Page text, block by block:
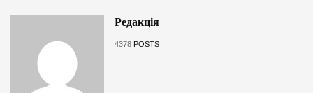
Редакція
4378 POSTS